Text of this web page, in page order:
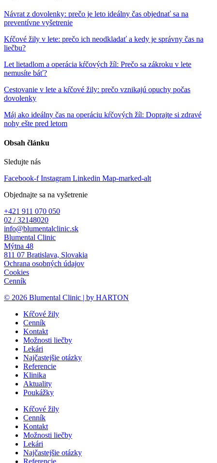
Návrat z dovolenky: prečo je leto ideálny čas objednať sa na
preventívne vyšetrenie
Kŕčové žily v lete: prečo ich neodkladať a kedy je správny čas na
liečbu?
Let lietadlom a operácia kŕčových žíl: Prečo sa zákroku v lete
nemusíte báť?
Cestovanie v lete a kŕčové žily: prečo vznikajú opuchy počas
dovolenky
Máj ako ideálny čas na operáciu kŕčových žíl: Doprajte si zdravé
nohy ešte pred letom
Obsah článku
Sledujte nás
Facebook-f Instagram Linkedin Map-marked-alt
Objednajte sa na vyšetrenie
+421 911 070 050
02 / 32148020
info@blumentalclinic.sk
Blumental Clinic
Mýtna 48
811 07 Bratislava, Slovakia
Ochrana osobných údajov
Cookies
Cenník
© 2026 Blumental Clinic | by HARTON
Kŕčové žily
Cenník
Kontakt
Možnosti liečby
Lekári
Najčastejšie otázky
Referencie
Klinika
Aktuality
Poukážky
Kŕčové žily
Cenník
Kontakt
Možnosti liečby
Lekári
Najčastejšie otázky
Referencie